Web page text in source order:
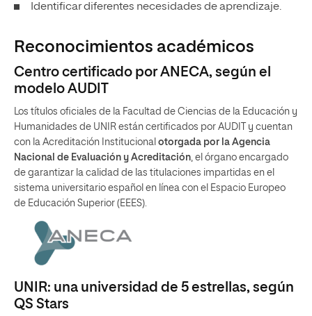
Identificar diferentes necesidades de aprendizaje.
Reconocimientos académicos
Centro certificado por ANECA, según el
modelo AUDIT
Los títulos oficiales de la Facultad de Ciencias de la Educación y
Humanidades de UNIR están certificados por AUDIT y cuentan
con la Acreditación Institucional otorgada por la Agencia
Nacional de Evaluación y Acreditación, el órgano encargado
de garantizar la calidad de las titulaciones impartidas en el
sistema universitario español en línea con el Espacio Europeo
de Educación Superior (EEES).
UNIR: una universidad de 5 estrellas, según
QS Stars